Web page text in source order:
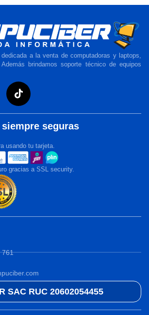
a la venta de computadoras y laptops,
brindamos soporte técnico de equipos
seguras
usando tu tarjeta.
gracias a SSL security.
761
SAC RUC 20602054455